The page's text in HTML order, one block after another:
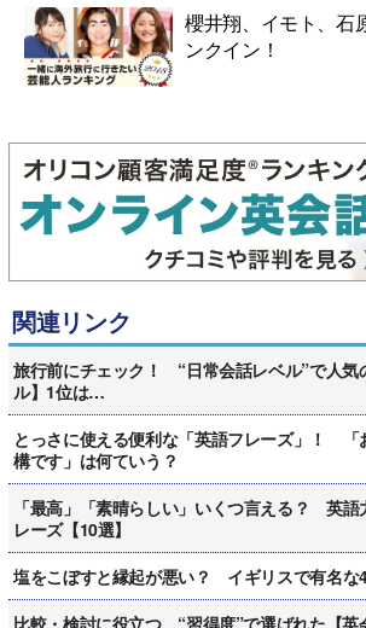
櫻井翔、イモト、石
ンクイン！
関連リンク
旅行前にチェック！ “日常会話レベル”で人気
ル】1位は…
とっさに使える便利な「英語フレーズ」！ 「
構です」は何ていう？
「最高」「素晴らしい」いくつ言える？ 英語
レーズ【10選】
塩をこぼすと縁起が悪い？ イギリスで有名な4
比較・検討に役立つ “習得度”で選ばれた【英